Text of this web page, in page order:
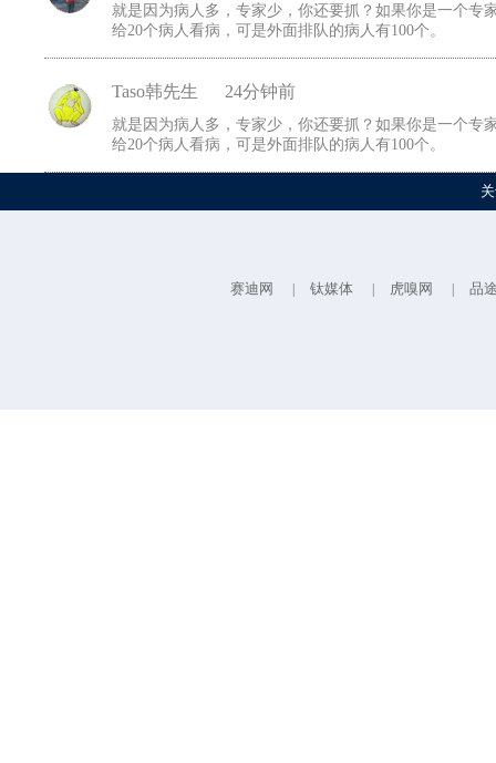
就是因为病人多，专家少，你还要抓？如果你是一个专
给20个病人看病，可是外面排队的病人有100个。
Taso韩先生 24分钟前
就是因为病人多，专家少，你还要抓？如果你是一个专
给20个病人看病，可是外面排队的病人有100个。
赛迪网 钛媒体 虎嗅网 品